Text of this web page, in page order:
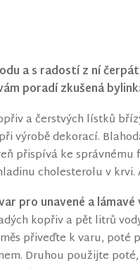
a s radostí z ní
poradí zkušená
a čerstvých lístků
výrobě dekorací.
přispívá ke
cholesterolu v krvi.
pro unavené a lámavé
kopřiv a pět litrů
přiveďte k varu,
Druhou použijte